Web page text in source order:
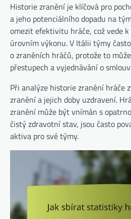
Historie zranění je klíčová pro
a jeho potenciálního dopadu na
omezit efektivitu hráče, což vede
úrovním výkonu. V Itálii týmy
o zraněních hráčů, protože to
přestupech a vyjednávání o
Při analýze historie zranění hráče
zranění a jejich doby uzdravení.
zranění může být vnímán s
čistý zdravotní stav, jsou často
aktiva pro své týmy.